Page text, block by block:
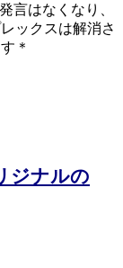
言はなくなり、
ックスは解消さ
＊
ジナルの